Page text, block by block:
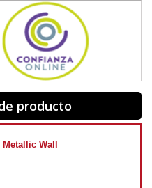
producto
Metallic Wall